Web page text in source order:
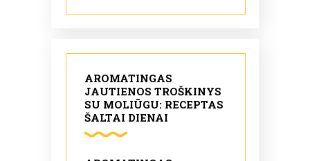
AROMATINGAS
JAUTIENOS TROŠKINYS
SU MOLIŪGU: RECEPTAS
ŠALTAI DIENAI